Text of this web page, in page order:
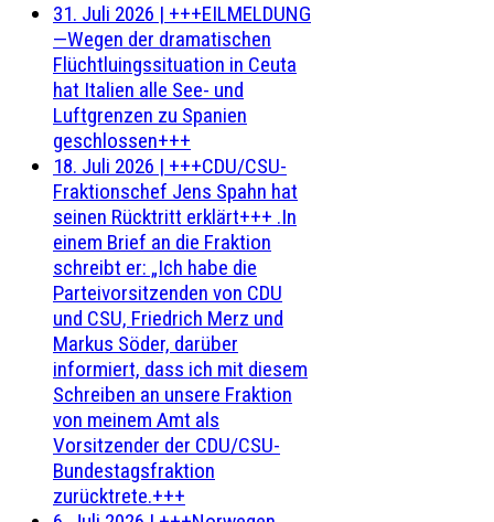
31. Juli 2026 | +++EILMELDUNG
—Wegen der dramatischen
Flüchtluingssituation in Ceuta
hat Italien alle See- und
Luftgrenzen zu Spanien
geschlossen+++
18. Juli 2026 | +++CDU/CSU-
Fraktionschef Jens Spahn hat
seinen Rücktritt erklärt+++ .In
einem Brief an die Fraktion
schreibt er: „Ich habe die
Parteivorsitzenden von CDU
und CSU, Friedrich Merz und
Markus Söder, darüber
informiert, dass ich mit diesem
Schreiben an unsere Fraktion
von meinem Amt als
Vorsitzender der CDU/CSU-
Bundestagsfraktion
zurücktrete.+++